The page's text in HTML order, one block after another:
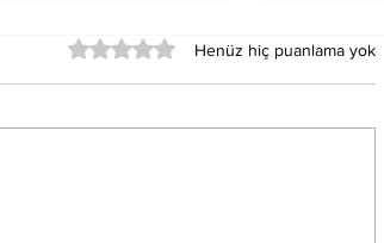
5 üzerinden 0 yıldızHenüz hiç puanlama yok